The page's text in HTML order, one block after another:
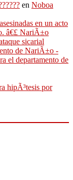
en Noboa
en un acto
â€£ NariÃ±o
sicarial
de NariÃ±o -
el departamento de
hipÃ³tesis por